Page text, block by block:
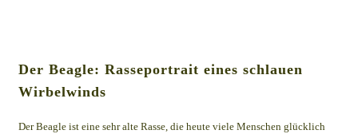
Der Beagle: Rasseportrait eines schlauen
Wirbelwinds
Der Beagle ist eine sehr alte Rasse, die heute viele Menschen glücklich